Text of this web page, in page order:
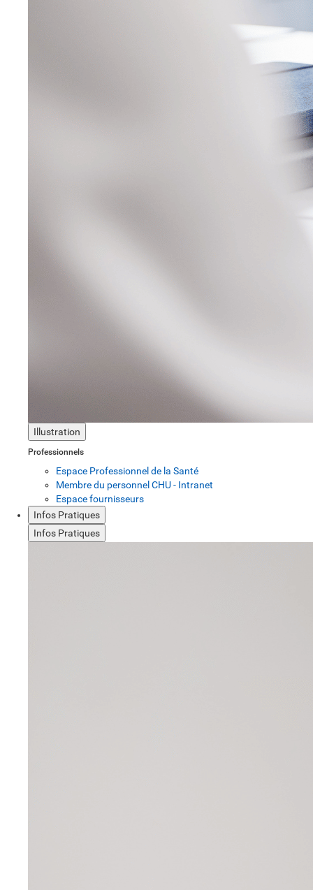
Illustration
Professionnels
Espace Professionnel de la Santé
Membre du personnel CHU - Intranet
Espace fournisseurs
Infos Pratiques
Infos Pratiques